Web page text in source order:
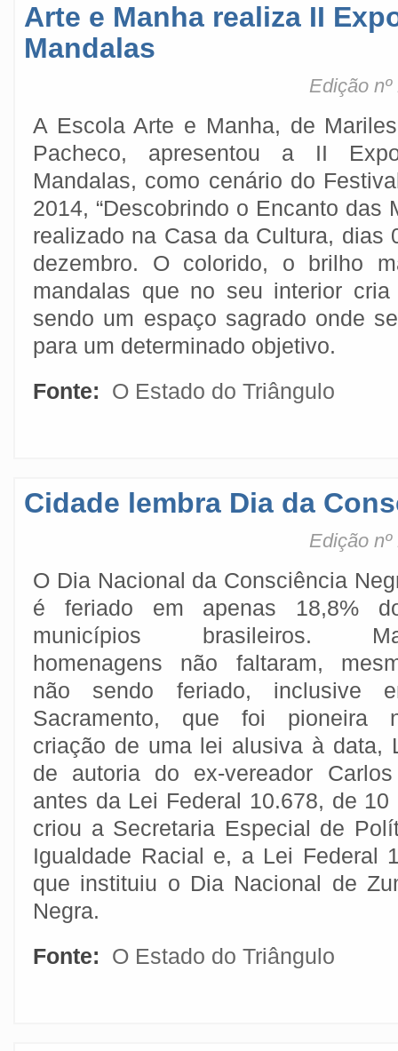
Arte e Manha realiza II
Mandalas
Edição
A Escola Arte e Manha, de
Pacheco, apresentou a II
Mandalas, como cenário do
2014, “Descobrindo o Encanto das
realizado na Casa da Cultura, dias
dezembro. O colorido, o brilho
mandalas que no seu interior
sendo um espaço sagrado onde
para um determinado objetivo.
Fonte:
O Estado do Triângulo
Cidade lembra Dia da
Edição
O Dia Nacional da Consciência
é feriado em apenas 18,8%
municípios brasileiros.
homenagens não faltaram,
não sendo feriado, inclusive
Sacramento, que foi pioneira
criação de uma lei alusiva à data,
de autoria do ex-vereador
antes da Lei Federal 10.678, de
criou a Secretaria Especial de
Igualdade Racial e, a Lei Federal
que instituiu o Dia Nacional de
Negra.
Fonte:
O Estado do Triângulo